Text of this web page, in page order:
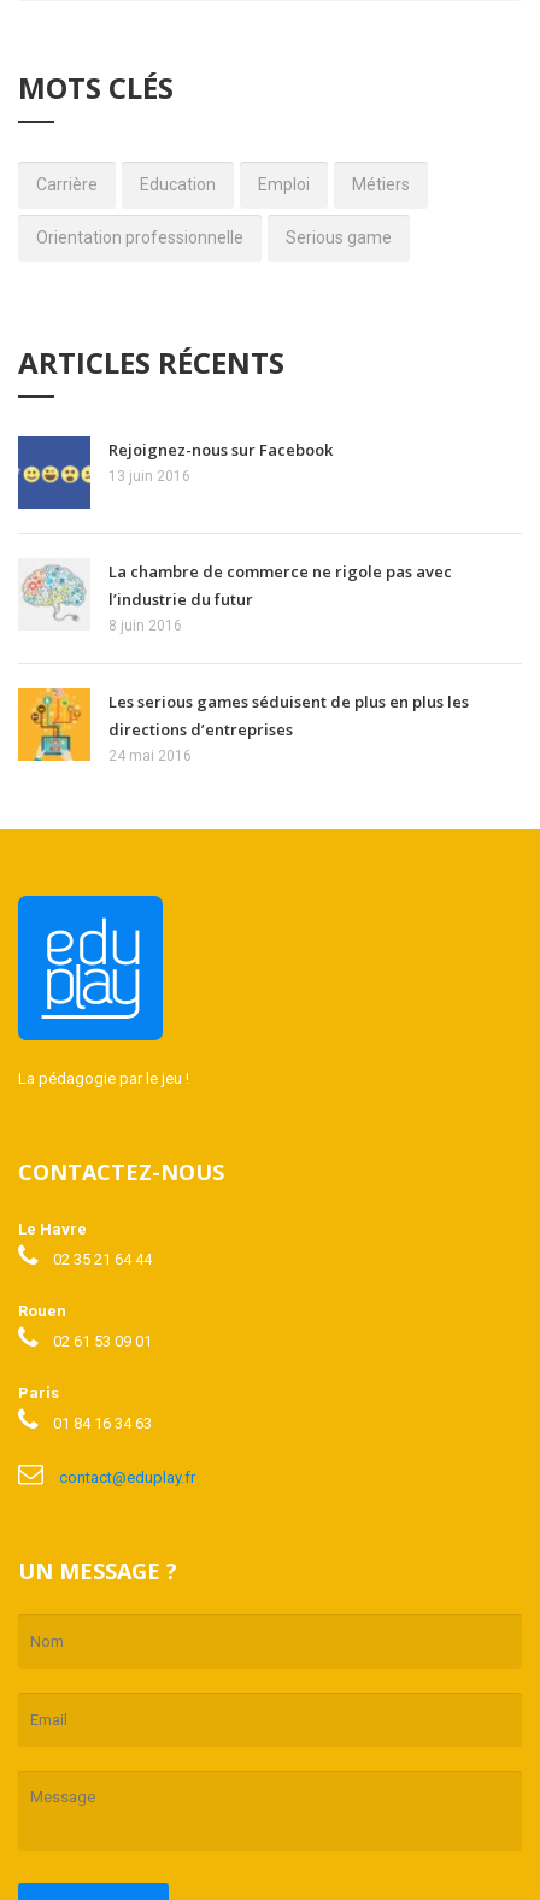
MOTS CLÉS
Carrière Education Emploi Métiers
Orientation professionnelle Serious game
ARTICLES RÉCENTS
Rejoignez-nous sur Facebook
13 juin 2016
La chambre de commerce ne rigole pas avec
l’industrie du futur
8 juin 2016
Les serious games séduisent de plus en plus les
directions d’entreprises
24 mai 2016
La pédagogie par le jeu !
CONTACTEZ-NOUS
Le Havre
02 35 21 64 44
Rouen
02 61 53 09 01
Paris
01 84 16 34 63
contact@eduplay.fr
UN MESSAGE ?